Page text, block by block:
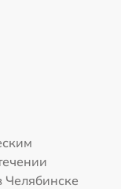
Челябинске